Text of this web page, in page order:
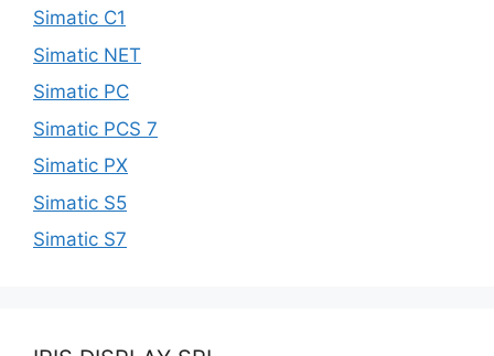
Simatic C1
Simatic NET
Simatic PC
Simatic PCS 7
Simatic PX
Simatic S5
Simatic S7